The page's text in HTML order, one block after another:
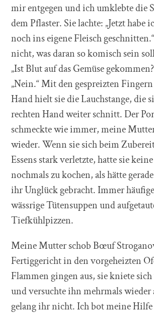
mir entgegen und ich umklebte die
dem Pflaster. Sie lachte: „Jetzt habe
noch ins eigene Fleisch
nicht, was daran so komisch sein
„Ist Blut auf das Gemüse
„Nein.“ Mit den gespreizten
Hand hielt sie die Lauchstange, die
rechten Hand weiter schnitt. Der
schmeckte wie immer, meine
wieder. Wenn sie sich beim
Essens stark verletzte, hatte sie
nochmals zu kochen, als hätte
ihr Unglück gebracht. Immer
wässrige Tütensuppen und
Tiefkühlpizzen.
Meine Mutter schob Bœuf
Fertiggericht in den vorgeheizten
Flammen gingen aus, sie kniete
und versuchte ihn mehrmals wieder
gelang ihr nicht. Ich bot meine Hilfe